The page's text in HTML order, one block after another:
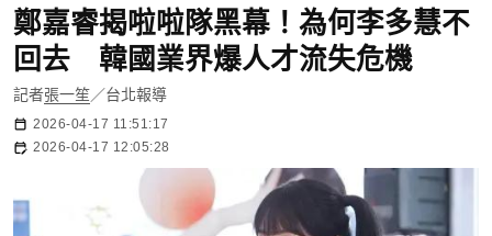
鄭嘉睿揭啦啦隊黑幕！為何李多慧不
回去 韓國業界爆人才流失危機
記者張一笙／台北報導
2026-04-17 11:51:17
2026-04-17 12:05:28